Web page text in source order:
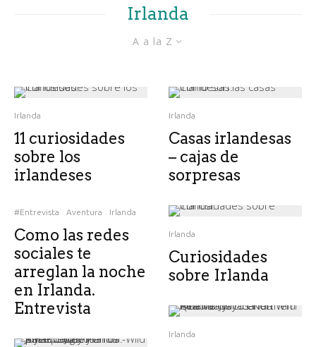
Irlanda
A a la Z
Irlanda
11 curiosidades
sobre los
irlandeses
#Entrevista Aventura Irlanda
Como las redes
sociales te
arreglan la noche
en Irlanda.
Entrevista
Irlanda
Casas irlandesas
– cajas de
sorpresas
Irlanda
Curiosidades
sobre Irlanda
Irlanda